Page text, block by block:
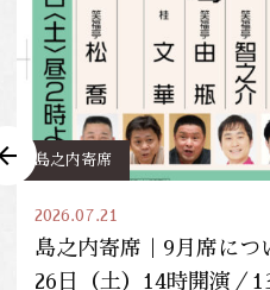
島之内寄席
2026.07.21
島之内寄席｜9月席につ
26日（土）14時開演／